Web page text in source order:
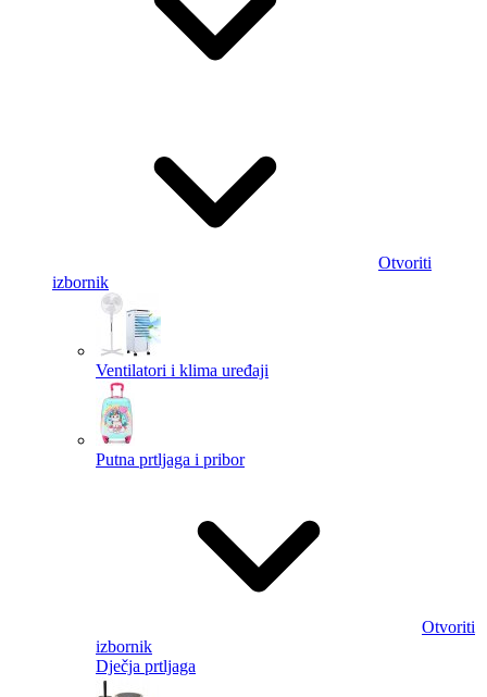
Otvoriti
izbornik
Ventilatori i klima uređaji
Putna prtljaga i pribor
Otvoriti
izbornik
Dječja prtljaga